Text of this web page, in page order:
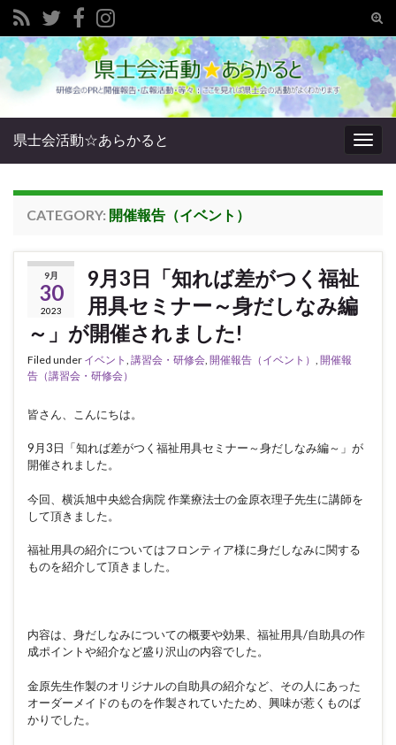
Search for:
県士会活動☆あらかると
CATEGORY: 開催報告（イベント）
9月
30
2023
9月3日「知れば差がつく福祉
用具セミナー～身だしなみ編
～」が開催されました!
Filed under イベント , 講習会・研修会, 開催報告（イベント） , 開催報
告（講習会・研修会）
皆さん、こんにちは。
9月3日「知れば差がつく福祉用具セミナー～身だしなみ編～」が
開催されました。
今回、横浜旭中央総合病院 作業療法士の金原衣理子先生に講師を
して頂きました。
福祉用具の紹介についてはフロンティア様に身だしなみに関する
ものを紹介して頂きました。
内容は、身だしなみについての概要や効果、福祉用具/自助具の作
成ポイントや紹介など盛り沢山の内容でした。
金原先生作製のオリジナルの自助具の紹介など、その人にあった
オーダーメイドのものを作製されていたため、興味が惹くものば
かりでした。